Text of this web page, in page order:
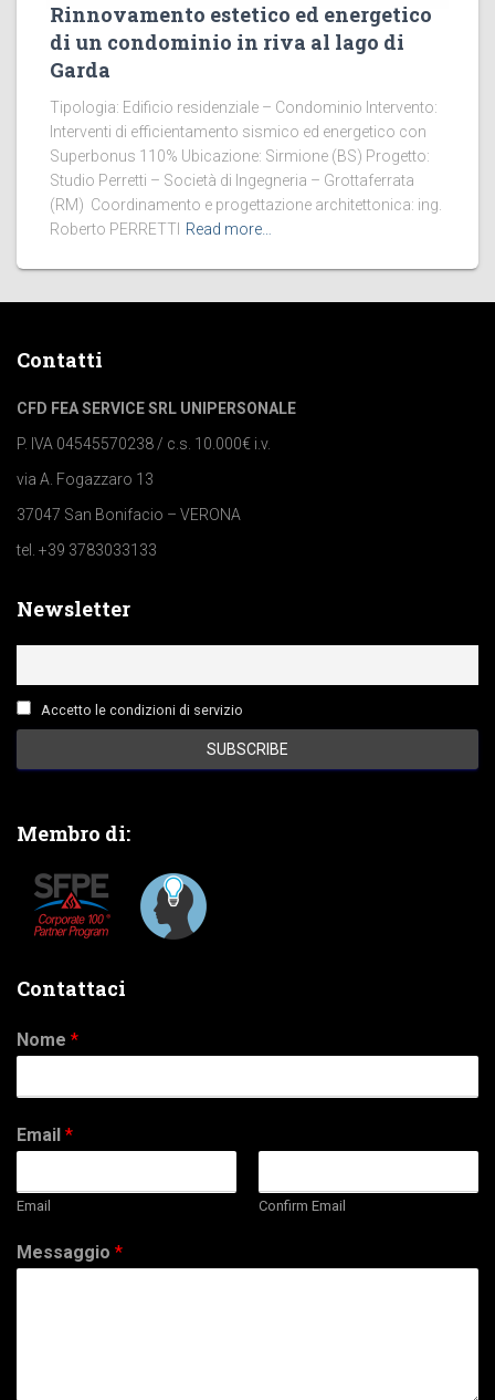
Rinnovamento estetico ed energetico
di un condominio in riva al lago di
Garda
Tipologia: Edificio residenziale – Condominio Intervento:
Interventi di efficientamento sismico ed energetico con
Superbonus 110% Ubicazione: Sirmione (BS) Progetto:
Studio Perretti – Società di Ingegneria – Grottaferrata
(RM) Coordinamento e progettazione architettonica: ing.
Roberto PERRETTI Read more…
Contatti
CFD FEA SERVICE SRL UNIPERSONALE
P. IVA 04545570238 / c.s. 10.000€ i.v.
via A. Fogazzaro 13
37047 San Bonifacio – VERONA
tel. +39 3783033133
Newsletter
Accetto le condizioni di servizio
Membro di:
Contattaci
Nome *
Email *
Email Confirm Email
Messaggio *